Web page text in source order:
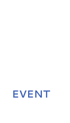
EVENT